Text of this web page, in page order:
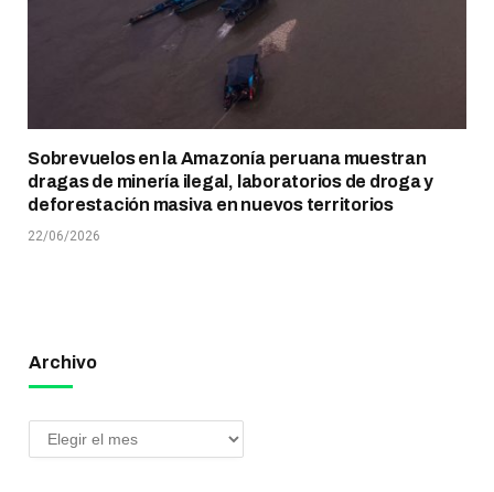
Sobrevuelos en la Amazonía peruana muestran
dragas de minería ilegal, laboratorios de droga y
deforestación masiva en nuevos territorios
22/06/2026
Archivo